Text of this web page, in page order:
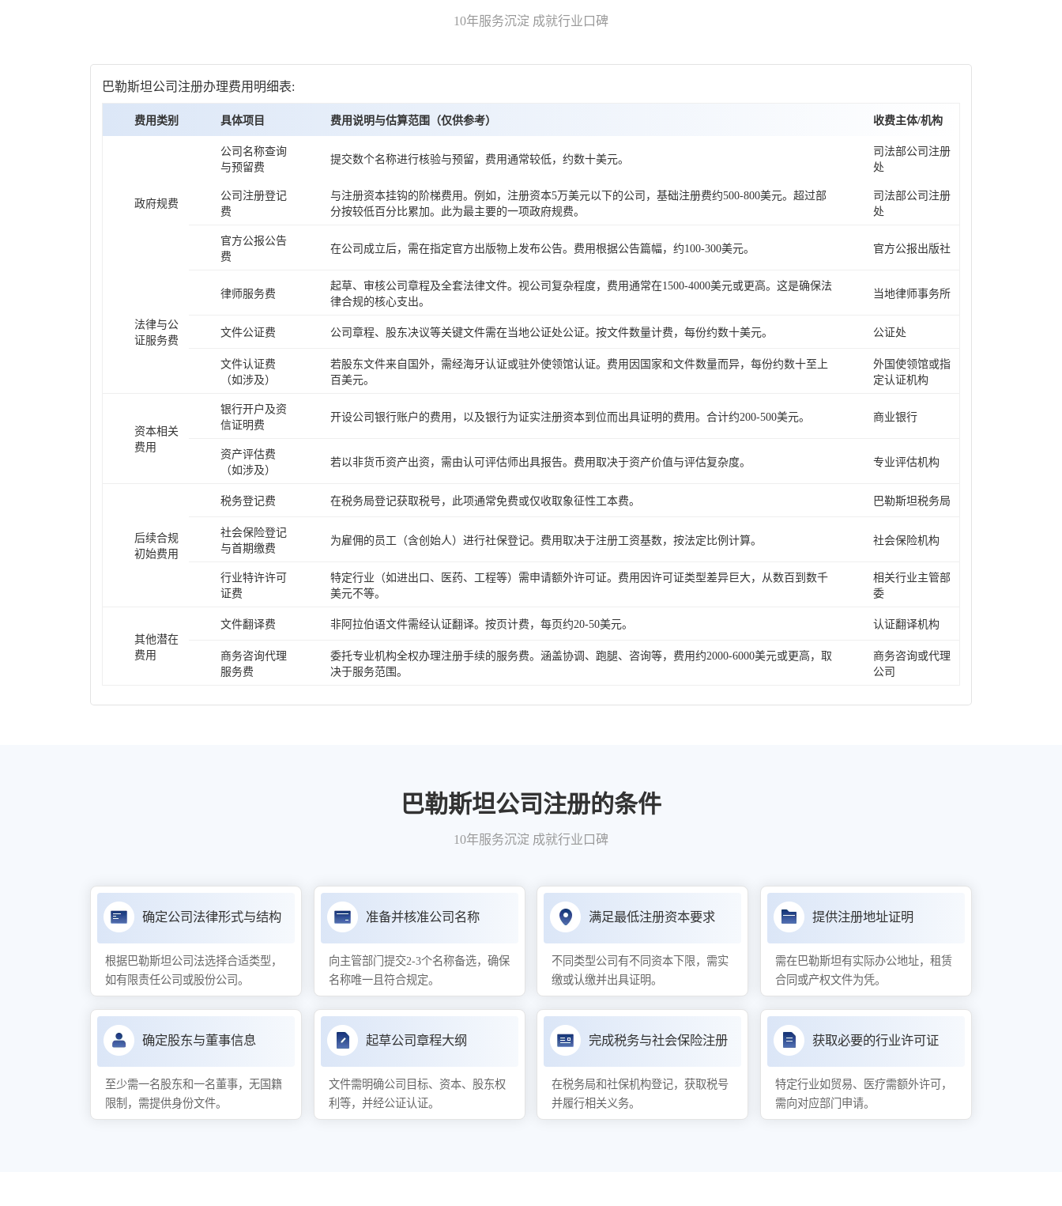
10年服务沉淀 成就行业口碑
巴勒斯坦公司注册办理费用明细表:
费用类别 具体项目 费用说明与估算范围（仅供参考） 收费主体/机构
政府规费
公司名称查询
与预留费
提交数个名称进行核验与预留，费用通常较低，约数十美元。
司法部公司注册
处
公司注册登记
费
与注册资本挂钩的阶梯费用。例如，注册资本5万美元以下的公司，基础注册费约500-800美元。超过部
分按较低百分比累加。此为最主要的一项政府规费。
司法部公司注册
处
官方公报公告
费
在公司成立后，需在指定官方出版物上发布公告。费用根据公告篇幅，约100-300美元。 官方公报出版社
法律与公
证服务费
律师服务费
起草、审核公司章程及全套法律文件。视公司复杂程度，费用通常在1500-4000美元或更高。这是确保法
律合规的核心支出。
当地律师事务所
文件公证费 公司章程、股东决议等关键文件需在当地公证处公证。按文件数量计费，每份约数十美元。 公证处
文件认证费
（如涉及）
若股东文件来自国外，需经海牙认证或驻外使领馆认证。费用因国家和文件数量而异，每份约数十至上
百美元。
外国使领馆或指
定认证机构
资本相关
费用
银行开户及资
信证明费
开设公司银行账户的费用，以及银行为证实注册资本到位而出具证明的费用。合计约200-500美元。 商业银行
资产评估费
（如涉及）
若以非货币资产出资，需由认可评估师出具报告。费用取决于资产价值与评估复杂度。 专业评估机构
后续合规
初始费用
税务登记费 在税务局登记获取税号，此项通常免费或仅收取象征性工本费。 巴勒斯坦税务局
社会保险登记
与首期缴费
为雇佣的员工（含创始人）进行社保登记。费用取决于注册工资基数，按法定比例计算。 社会保险机构
行业特许许可
证费
特定行业（如进出口、医药、工程等）需申请额外许可证。费用因许可证类型差异巨大，从数百到数千
美元不等。
相关行业主管部
委
其他潜在
费用
文件翻译费 非阿拉伯语文件需经认证翻译。按页计费，每页约20-50美元。 认证翻译机构
商务咨询代理
服务费
委托专业机构全权办理注册手续的服务费。涵盖协调、跑腿、咨询等，费用约2000-6000美元或更高，取
决于服务范围。
商务咨询或代理
公司
巴勒斯坦公司注册的条件
10年服务沉淀 成就行业口碑
确定公司法律形式与结构
根据巴勒斯坦公司法选择合适类型，
如有限责任公司或股份公司。
准备并核准公司名称
向主管部门提交2-3个名称备选，确保
名称唯一且符合规定。
满足最低注册资本要求
不同类型公司有不同资本下限，需实
缴或认缴并出具证明。
提供注册地址证明
需在巴勒斯坦有实际办公地址，租赁
合同或产权文件为凭。
确定股东与董事信息
至少需一名股东和一名董事，无国籍
限制，需提供身份文件。
起草公司章程大纲
文件需明确公司目标、资本、股东权
利等，并经公证认证。
完成税务与社会保险注册
在税务局和社保机构登记，获取税号
并履行相关义务。
获取必要的行业许可证
特定行业如贸易、医疗需额外许可，
需向对应部门申请。